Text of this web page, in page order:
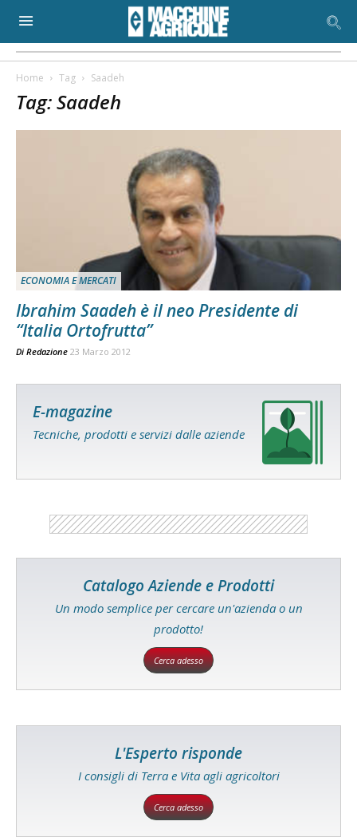
Home Tag Saadeh
Tag: Saadeh
ECONOMIA E MERCATI
Ibrahim Saadeh è il neo Presidente di
“Italia Ortofrutta”
Di Redazione 23 Marzo 2012
E-magazine
Tecniche, prodotti e servizi dalle aziende
Catalogo Aziende e Prodotti
Un modo semplice per cercare un'azienda o un
prodotto!
Cerca adesso
L'Esperto risponde
I consigli di Terra e Vita agli agricoltori
Cerca adesso